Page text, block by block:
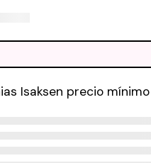
Isaksen precio